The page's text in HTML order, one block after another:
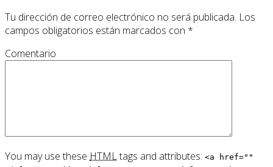
Tu dirección de correo electrónico no será publicada. Los
campos obligatorios están marcados con *
Comentario
You may use these HTMLtags and attributes: <a href=""